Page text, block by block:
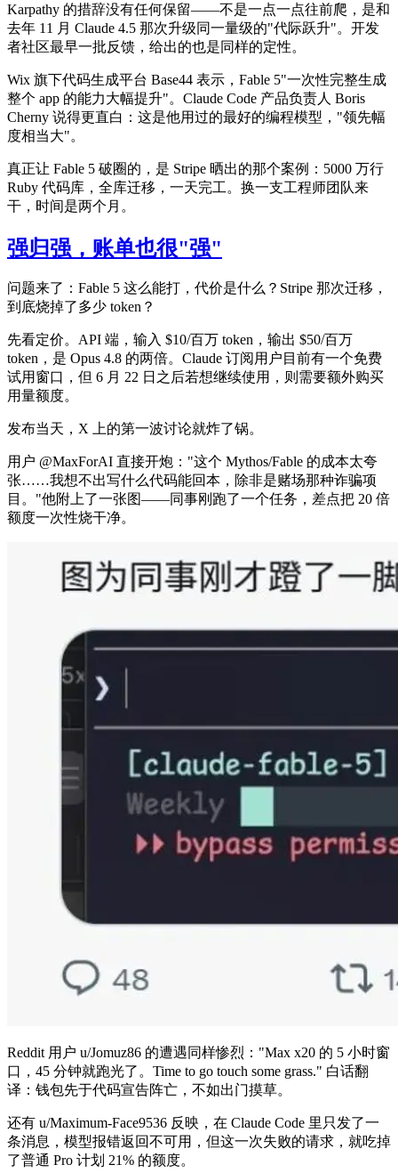
Karpathy 的措辞没有任何保留——不是一点一点往前爬，是和
去年 11 月 Claude 4.5 那次升级同一量级的"代际跃升"。开发
者社区最早一批反馈，给出的也是同样的定性。
Wix 旗下代码生成平台 Base44 表示，Fable 5"一次性完整生成
整个 app 的能力大幅提升"。Claude Code 产品负责人 Boris
Cherny 说得更直白：这是他用过的最好的编程模型，"领先幅
度相当大"。
真正让 Fable 5 破圈的，是 Stripe 晒出的那个案例：5000 万行
Ruby 代码库，全库迁移，一天完工。换一支工程师团队来
干，时间是两个月。
强归强，账单也很"强"
问题来了：Fable 5 这么能打，代价是什么？Stripe 那次迁移，
到底烧掉了多少 token？
先看定价。API 端，输入 $10/百万 token，输出 $50/百万
token，是 Opus 4.8 的两倍。Claude 订阅用户目前有一个免费
试用窗口，但 6 月 22 日之后若想继续使用，则需要额外购买
用量额度。
发布当天，X 上的第一波讨论就炸了锅。
用户 @MaxForAI 直接开炮："这个 Mythos/Fable 的成本太夸
张……我想不出写什么代码能回本，除非是赌场那种诈骗项
目。"他附上了一张图——同事刚跑了一个任务，差点把 20 倍
额度一次性烧干净。
Reddit 用户 u/Jomuz86 的遭遇同样惨烈："Max x20 的 5 小时窗
口，45 分钟就跑光了。Time to go touch some grass." 白话翻
译：钱包先于代码宣告阵亡，不如出门摸草。
还有 u/Maximum-Face9536 反映，在 Claude Code 里只发了一
条消息，模型报错返回不可用，但这一次失败的请求，就吃掉
了普通 Pro 计划 21% 的额度。